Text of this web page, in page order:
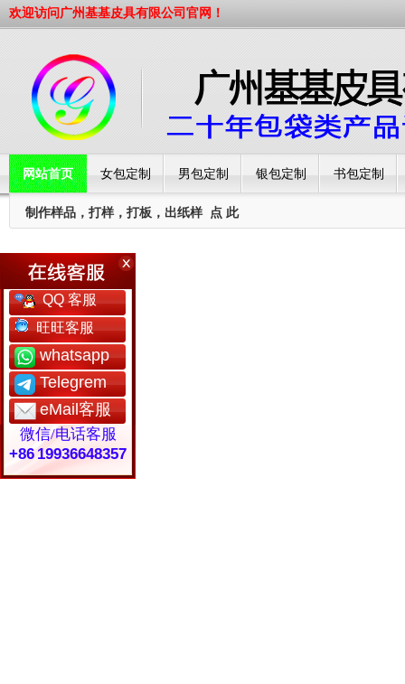
欢迎访问广州基基皮具有限公司官网！
网站首页 女包定制 男包定制 银包定制 书包定制
工厂简介
制作样品，打样，打板，出纸样 点 此
QQ 客服
旺旺客服
whatsapp
Telegrem
eMail客服
微信/电话客服
+86 19936648357